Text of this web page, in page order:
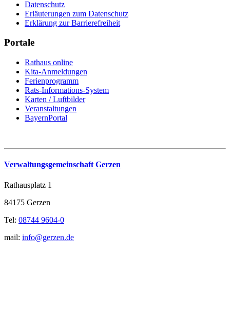
Datenschutz
Erläuterungen zum Datenschutz
Erklärung zur Barrierefreiheit
Portale
Rathaus online
Kita-Anmeldungen
Ferienprogramm
Rats-Informations-System
Karten / Luftbilder
Veranstaltungen
BayernPortal
Verwaltungsgemeinschaft Gerzen
Rathausplatz 1
84175 Gerzen
Tel: 08744 9604-0
mail: info@gerzen.de